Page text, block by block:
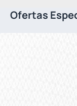
Ofertas